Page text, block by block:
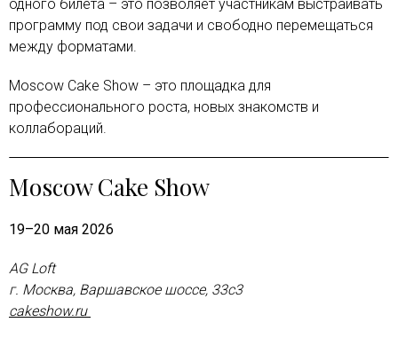
одного билета – это позволяет участникам выстраивать
программу под свои задачи и свободно перемещаться
между форматами.
Moscow Cake Show – это площадка для
профессионального роста, новых знакомств и
коллабораций.
Moscow Cake Show
19–20 мая 2026
AG Loft
г. Москва, Варшавское шоссе, 33с3
cakeshow.ru